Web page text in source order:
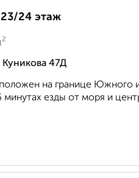
23/24 этаж
47Д
на границе Южного
езды от моря и